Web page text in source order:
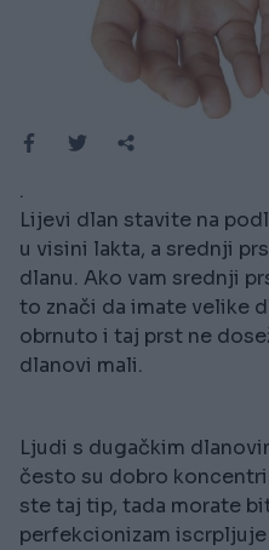
.
Lijevi dlan stavite na
u visini lakta, a srednji
dlanu. Ako vam srednji
to znači da imate velike
obrnuto i taj prst ne
dlanovi mali.
Ljudi s dugačkim
često su dobro
ste taj tip, tada morate
perfekcionizam